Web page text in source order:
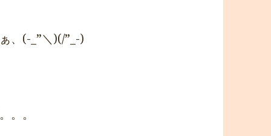
、(-_”＼)(/”_-)
。。